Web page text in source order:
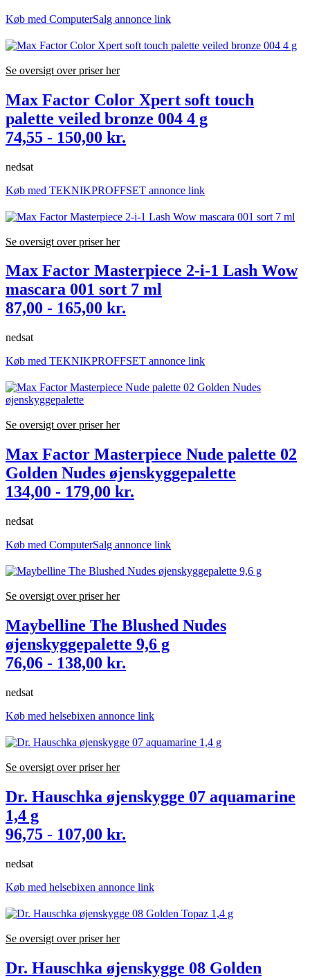
Køb med ComputerSalg annonce link
Se oversigt over priser her
Max Factor Color Xpert soft touch
palette veiled bronze 004 4 g
74,55 - 150,00 kr.
nedsat
Køb med TEKNIKPROFFSET annonce link
Se oversigt over priser her
Max Factor Masterpiece 2-i-1 Lash Wow
mascara 001 sort 7 ml
87,00 - 165,00 kr.
nedsat
Køb med TEKNIKPROFFSET annonce link
Se oversigt over priser her
Max Factor Masterpiece Nude palette 02
Golden Nudes øjenskyggepalette
134,00 - 179,00 kr.
nedsat
Køb med ComputerSalg annonce link
Se oversigt over priser her
Maybelline The Blushed Nudes
øjenskyggepalette 9,6 g
76,06 - 138,00 kr.
nedsat
Køb med helsebixen annonce link
Se oversigt over priser her
Dr. Hauschka øjenskygge 07 aquamarine
1,4 g
96,75 - 107,00 kr.
nedsat
Køb med helsebixen annonce link
Se oversigt over priser her
Dr. Hauschka øjenskygge 08 Golden